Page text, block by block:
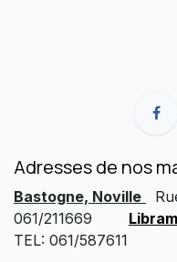
Adresses de nos
Bastogne, Noville
061/211669
TEL: 061/587611